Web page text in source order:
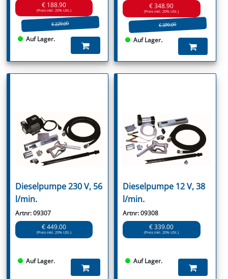
€ 188.90
(Preis inkl. 20% USt.)
€ 229.00
Auf Lager.
€ 348.90
(Preis inkl. 20% USt.)
€ 399.00
Auf Lager.
Dieselpumpe 230 V, 56
l/min.
Artnr: 09307
€ 449.00
(Preis inkl. 20% USt.)
Auf Lager.
Dieselpumpe 12 V, 38
l/min.
Artnr: 09308
€ 339.00
(Preis inkl. 20% USt.)
Auf Lager.